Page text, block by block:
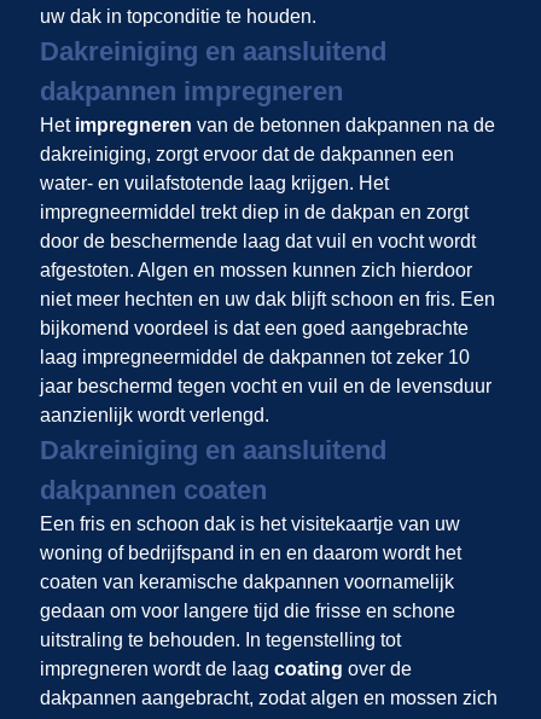
uw dak in topconditie te houden.
Dakreiniging en aansluitend
dakpannen impregneren
Het impregneren van de betonnen dakpannen na de
dakreiniging, zorgt ervoor dat de dakpannen een
water- en vuilafstotende laag krijgen. Het
impregneermiddel trekt diep in de dakpan en zorgt
door de beschermende laag dat vuil en vocht wordt
afgestoten. Algen en mossen kunnen zich hierdoor
niet meer hechten en uw dak blijft schoon en fris. Een
bijkomend voordeel is dat een goed aangebrachte
laag impregneermiddel de dakpannen tot zeker 10
jaar beschermd tegen vocht en vuil en de levensduur
aanzienlijk wordt verlengd.
Dakreiniging en aansluitend
dakpannen coaten
Een fris en schoon dak is het visitekaartje van uw
woning of bedrijfspand in en en daarom wordt het
coaten van keramische dakpannen voornamelijk
gedaan om voor langere tijd die frisse en schone
uitstraling te behouden. In tegenstelling tot
impregneren wordt de laag coating over de
dakpannen aangebracht, zodat algen en mossen zich